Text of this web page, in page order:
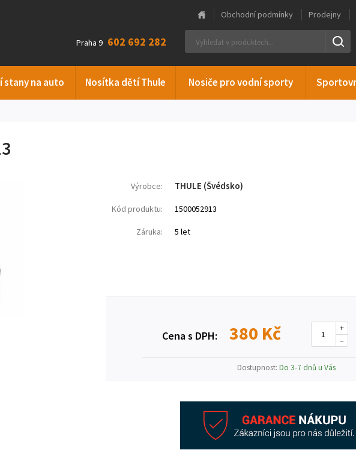
Praha 9 602 692 282
stany na auto Nosítka dětí Thule Nosiče pro vodní sporty
Obchodní podmínky Prodejny
Výrobce: THULE (Švédsko)
Kód produktu: 1500052913
Záruka: 5 let
Cena s DPH: 380 Kč –
+
Dostupnost:Do 3-7 dnů u Vás